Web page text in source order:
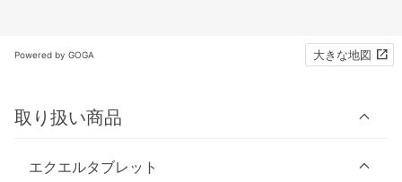
Powered by GOGA 大きな地図
取り扱い商品
エクエルタブレット